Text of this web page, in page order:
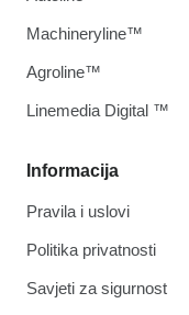
Informacija
Pravila i uslovi
Politika privatnosti
Savjeti za sigurnost
Machineryline™
Agroline™
Linemedia Digital ™